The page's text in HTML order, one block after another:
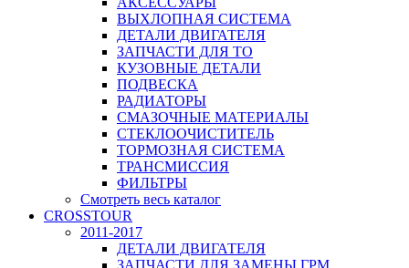
ВЫХЛОПНАЯ СИСТЕМА
ДЕТАЛИ ДВИГАТЕЛЯ
ЗАПЧАСТИ ДЛЯ ТО
КУЗОВНЫЕ ДЕТАЛИ
ПОДВЕСКА
РАДИАТОРЫ
СМАЗОЧНЫЕ МАТЕРИАЛЫ
СТЕКЛООЧИСТИТЕЛЬ
ТОРМОЗНАЯ СИСТЕМА
ТРАНСМИССИЯ
ФИЛЬТРЫ
Смотреть весь каталог
CROSSTOUR
2011-2017
ДЕТАЛИ ДВИГАТЕЛЯ
ЗАПЧАСТИ ДЛЯ ЗАМЕНЫ ГРМ